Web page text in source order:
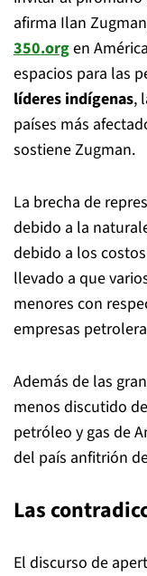
afirma Ilan
350.orgen
espacios para las
líderes indígenas,
países más
sostiene Zugman.
La brecha de
debido a la
debido a los
llevado a que
menores con
empresas
Además de las
menos discutido
petróleo y gas de
del país anfitrión
Las
El discurso de